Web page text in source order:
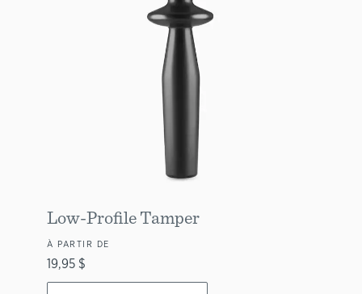
Low-Profile Tamper
À PARTIR DE
19,95 $